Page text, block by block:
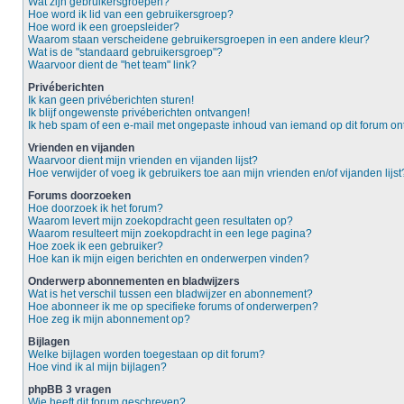
Hoe word ik lid van een gebruikersgroep?
Hoe word ik een groepsleider?
Waarom staan verscheidene gebruikersgroepen in een andere kleur?
Wat is de "standaard gebruikersgroep"?
Waarvoor dient de "het team" link?
Privéberichten
Ik kan geen privéberichten sturen!
Ik blijf ongewenste privéberichten ontvangen!
Ik heb spam of een e-mail met ongepaste inhoud van iemand op dit forum
Vrienden en vijanden
Waarvoor dient mijn vrienden en vijanden lijst?
Hoe verwijder of voeg ik gebruikers toe aan mijn vrienden en/of vijanden
Forums doorzoeken
Hoe doorzoek ik het forum?
Waarom levert mijn zoekopdracht geen resultaten op?
Waarom resulteert mijn zoekopdracht in een lege pagina?
Hoe zoek ik een gebruiker?
Hoe kan ik mijn eigen berichten en onderwerpen vinden?
Onderwerp abonnementen en bladwijzers
Wat is het verschil tussen een bladwijzer en abonnement?
Hoe abonneer ik me op specifieke forums of onderwerpen?
Hoe zeg ik mijn abonnement op?
Bijlagen
Welke bijlagen worden toegestaan op dit forum?
Hoe vind ik al mijn bijlagen?
phpBB 3 vragen